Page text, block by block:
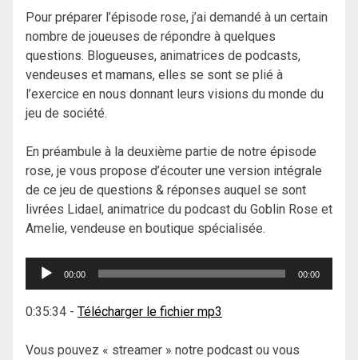
Pour préparer l’épisode rose, j’ai demandé à un certain
nombre de joueuses de répondre à quelques
questions. Blogueuses, animatrices de podcasts,
vendeuses et mamans, elles se sont se plié à
l’exercice en nous donnant leurs visions du monde du
jeu de société.
En préambule à la deuxième partie de notre épisode
rose, je vous propose d’écouter une version intégrale
de ce jeu de questions & réponses auquel se sont
livrées Lidael, animatrice du podcast du Goblin Rose et
Amelie, vendeuse en boutique spécialisée.
Lecteur
00:00 00:00
0:35:34 - Télécharger le fichier mp3
Vous pouvez « streamer » notre podcast ou vous